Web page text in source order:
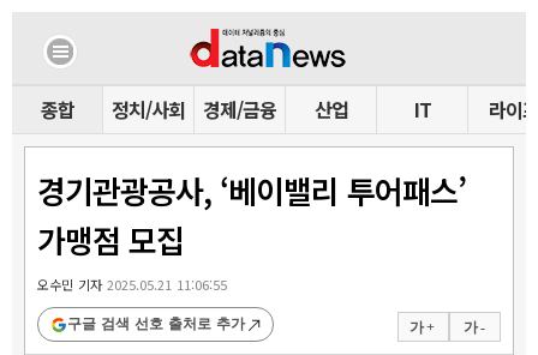
종합 정치/사회 경제/금융 산업 IT 라이프
경기관광공사, ‘베이밸리 투어패스’
가맹점 모집
오수민 기자2025.05.21 11:06:55
가 + 가 -
구글 검색 선호 출처로 추가